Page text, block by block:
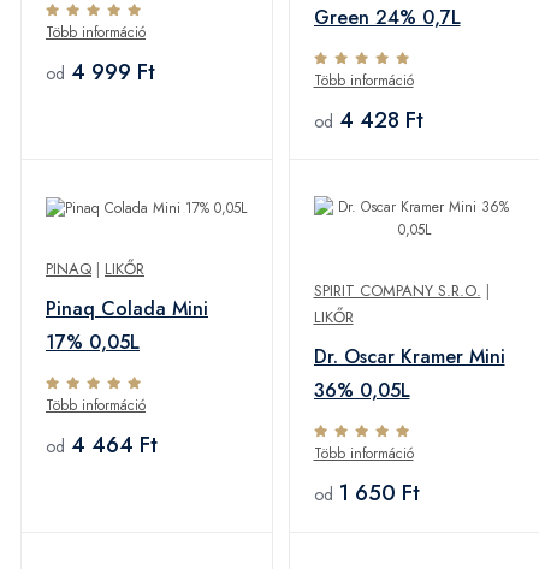
Több információ
od 4 999 Ft
Green 24% 0,7L
Több információ
od 4 428 Ft
PINAQ | LIKŐR
Pinaq Colada Mini
17% 0,05L
Több információ
od 4 464 Ft
SPIRIT COMPANY S.R.O. |
LIKŐR
Dr. Oscar Kramer Mini
36% 0,05L
Több információ
od 1 650 Ft